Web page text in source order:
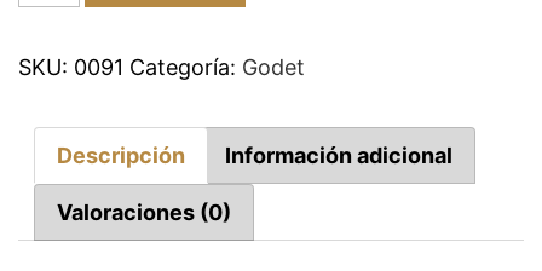
Malva
SKU: 0091 Categoría: Godet
Descripción Información adicional
Valoraciones (0)